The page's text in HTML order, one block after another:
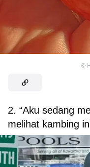
©
2. “Aku sedang
melihat kambing